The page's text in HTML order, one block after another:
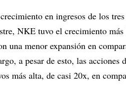
en ingresos de los
NKE tuvo el crecimiento más
una menor expansión en
a pesar de esto, las acciones
más alta, de casi 20x, en